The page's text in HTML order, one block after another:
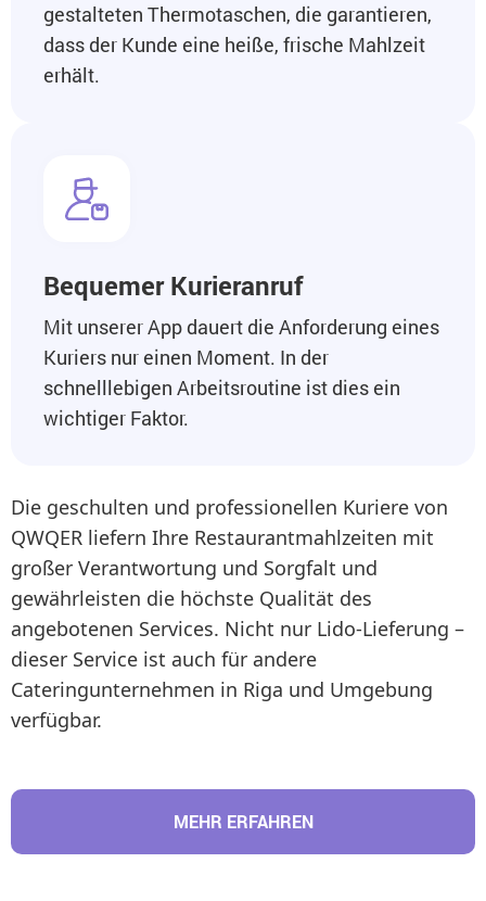
gestalteten Thermotaschen, die garantieren,
dass der Kunde eine heiße, frische Mahlzeit
erhält.
Bequemer Kurieranruf
Mit unserer App dauert die Anforderung eines
Kuriers nur einen Moment. In der
schnelllebigen Arbeitsroutine ist dies ein
wichtiger Faktor.
Die geschulten und professionellen Kuriere von
QWQER liefern Ihre Restaurantmahlzeiten mit
großer Verantwortung und Sorgfalt und
gewährleisten die höchste Qualität des
angebotenen Services. Nicht nur Lido-Lieferung –
dieser Service ist auch für andere
Cateringunternehmen in Riga und Umgebung
verfügbar.
MEHR ERFAHREN